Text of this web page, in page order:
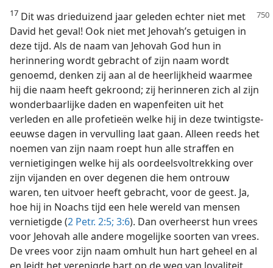
17 Dit was drieduizend jaar geleden echter niet met
David het geval! Ook niet met Jehovah’s getuigen in
deze tijd. Als de naam van Jehovah God hun in
herinnering wordt gebracht of zijn naam wordt
genoemd, denken zij aan al de heerlijkheid waarmee
hij die naam heeft gekroond; zij herinneren zich al zijn
wonderbaarlijke daden en wapenfeiten uit het
verleden en alle profetieën welke hij in deze twintigste-
eeuwse dagen in vervulling laat gaan. Alleen reeds het
noemen van zijn naam roept hun alle straffen en
vernietigingen welke hij als oordeelsvoltrekking over
zijn vijanden en over degenen die hem ontrouw
waren, ten uitvoer heeft gebracht, voor de geest. Ja,
hoe hij in Noachs tijd een hele wereld van mensen
vernietigde (2 Petr. 2:5; 3:6). Dan overheerst hun vrees
voor Jehovah alle andere mogelijke soorten van vrees.
De vrees voor zijn naam omhult hun hart geheel en al